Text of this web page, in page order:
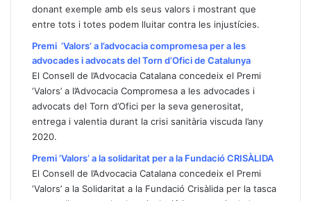
donant exemple amb els seus valors i mostrant que
entre tots i totes podem lluitar contra les injustícies.
Premi ‘Valors’ a l’advocacia compromesa per a les
advocades i advocats del Torn d’Ofici de Catalunya
El Consell de l’Advocacia Catalana concedeix el Premi
‘Valors’ a l’Advocacia Compromesa a les advocades i
advocats del Torn d’Ofici per la seva generositat,
entrega i valentia durant la crisi sanitària viscuda l’any
2020.
Premi ‘Valors’ a la solidaritat per a la Fundació CRISÀLIDA
El Consell de l’Advocacia Catalana concedeix el Premi
‘Valors’ a la Solidaritat a la Fundació Crisàlida per la tasca